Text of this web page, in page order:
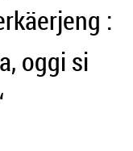
:
oggi si